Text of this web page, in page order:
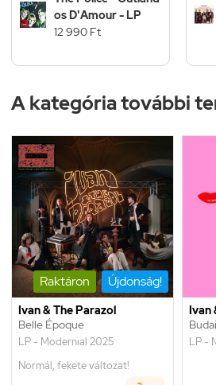
os D'Amour - LP
12 990 Ft
A kategória további
Raktáron Újdonság!
Ivan & The Parazol
Belle Époque
LP - Modernial 2025
Normál, fekete változat!
Ivan
LP -